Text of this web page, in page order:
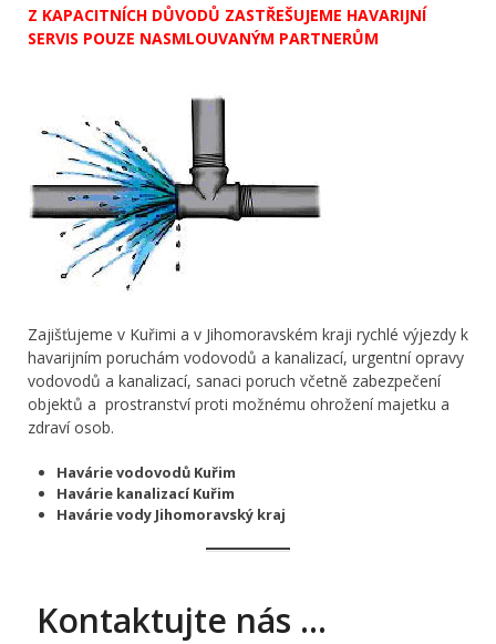
Z KAPACITNÍCH DŮVODŮ ZASTŘEŠUJEME HAVARIJNÍ
SERVIS POUZE NASMLOUVANÝM PARTNERŮM
Zajišťujeme v Kuřimi a v Jihomoravském kraji rychlé výjezdy k
havarijním poruchám vodovodů a kanalizací, urgentní opravy
vodovodů a kanalizací, sanaci poruch včetně zabezpečení
objektů a prostranství proti možnému ohrožení majetku a
zdraví osob.
Havárie vodovodů Kuřim
Havárie kanalizací Kuřim
Havárie vody Jihomoravský kraj
Kontaktujte nás …